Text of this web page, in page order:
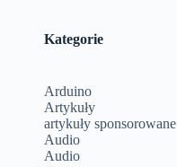
Kategorie
Arduino
Artykuły
artykuły sponsorowane
Audio
Audio